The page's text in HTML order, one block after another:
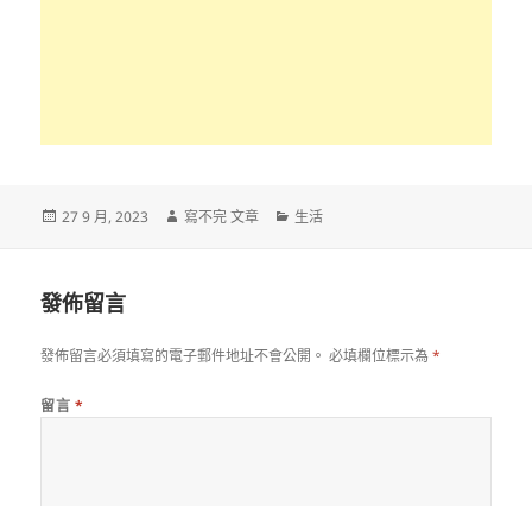
發
27 9 月, 2023
作
寫不完 文章
分
生活
發佈留言
發佈留言必須填寫的電子郵件地址不會公開。 必填欄位標示為*
留言 *